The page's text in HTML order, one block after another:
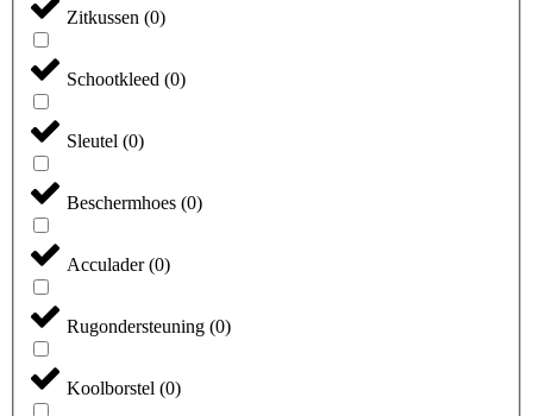
Zitkussen (0)
Schootkleed (0)
Sleutel (0)
Beschermhoes (0)
Acculader(0)
Rugondersteuning (0)
Koolborstel (0)